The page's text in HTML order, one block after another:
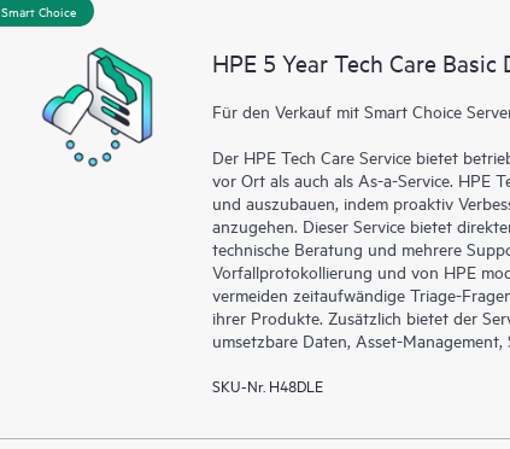
Smart Choice
HPE 5 Year Tech Care
Für den Verkauf mit Smart Choice
Der HPE Tech Care Service bietet
vor Ort als auch als As-a-Service. HPE
und auszubauen, indem proaktiv
anzugehen. Dieser Service bietet
technische Beratung und mehrere
Vorfallprotokollierung und von HPE
vermeiden zeitaufwändige Triage-
ihrer Produkte. Zusätzlich bietet der
umsetzbare Daten, Asset-
SKU-Nr. H48DLE